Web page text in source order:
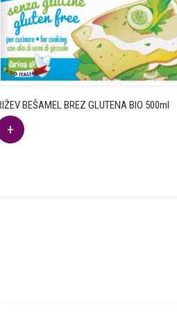
BEŠAMEL BREZ GLUTENA BIO 500ml
€